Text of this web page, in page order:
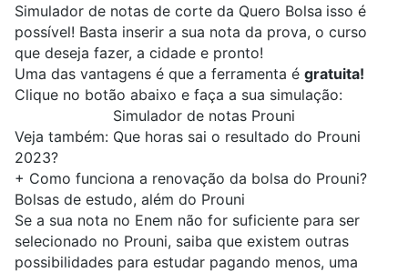
Simulador de notas de corte da Quero Bolsa isso é
possível! Basta inserir a sua nota da prova, o curso
que deseja fazer, a cidade e pronto!
Uma das vantagens é que a ferramenta é gratuita!
Clique no botão abaixo e faça a sua simulação:
Simulador de notas Prouni
Veja também: Que horas sai o resultado do Prouni
2023?
+ Como funciona a renovação da bolsa do Prouni?
Bolsas de estudo, além do Prouni
Se a sua nota no Enem não for suficiente para ser
selecionado no Prouni, saiba que existem outras
possibilidades para estudar pagando menos, uma